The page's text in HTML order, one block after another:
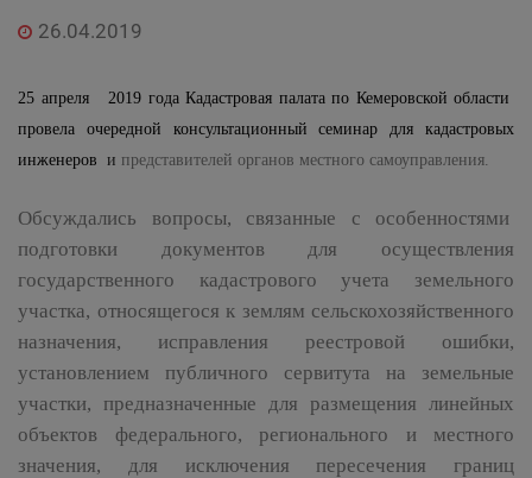
26.04.2019
25 апреля 2019 года Кадастровая палата по Кемеровской области
провела очередной консультационный семинар для кадастровых
инженеров и представителей органов местного самоуправления.
Обсуждались вопросы, связанные с особенностями
подготовки документов для осуществления
государственного кадастрового учета земельного
участка, относящегося к землям сельскохозяйственного
назначения, исправления реестровой ошибки,
установлением публичного сервитута на земельные
участки, предназначенные для размещения линейных
объектов федерального, регионального и местного
значения, для исключения пересечения границ